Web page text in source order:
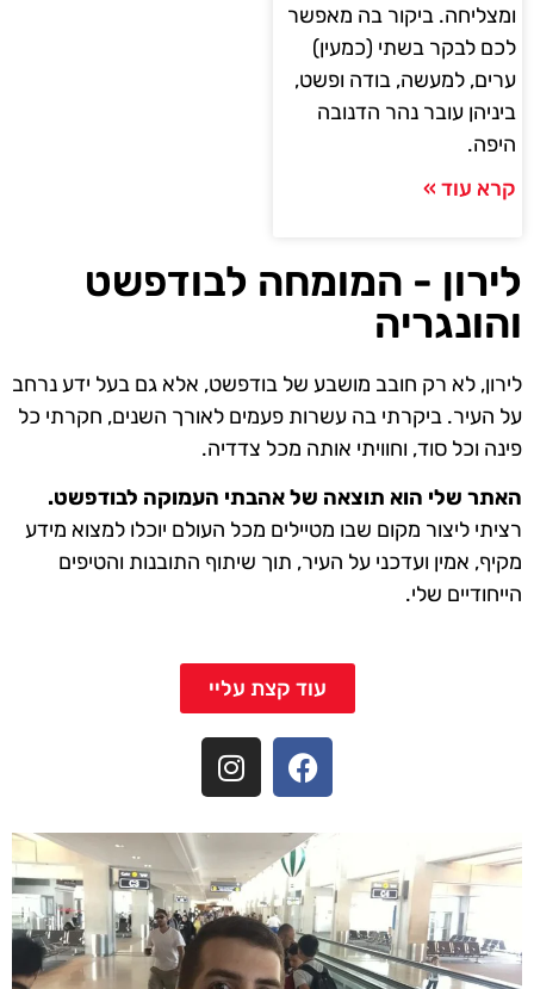
ומצליחה. ביקור בה מאפשר
לכם לבקר בשתי (כמעין)
ערים, למעשה, בודה ופשט,
ביניהן עובר נהר הדנובה
היפה.
קרא עוד »
לירון - המומחה לבודפשט
והונגריה
לירון, לא רק חובב מושבע של בודפשט, אלא גם בעל ידע נרחב
על העיר. ביקרתי בה עשרות פעמים לאורך השנים, חקרתי כל
פינה וכל סוד, וחוויתי אותה מכל צדדיה.
האתר שלי הוא תוצאה של אהבתי העמוקה לבודפשט.
רציתי ליצור מקום שבו מטיילים מכל העולם יוכלו למצוא מידע
מקיף, אמין ועדכני על העיר, תוך שיתוף התובנות והטיפים
הייחודיים שלי.
עוד קצת עליי